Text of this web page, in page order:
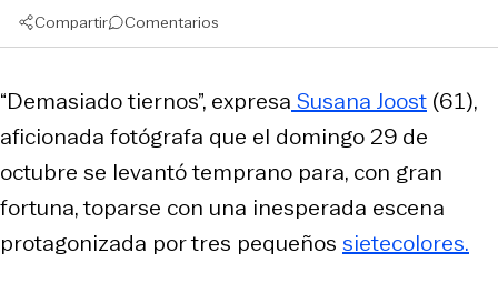
Compartir Comentarios
“Demasiado tiernos”, expresa Susana Joost (61),
aficionada fotógrafa que el domingo 29 de
octubre se levantó temprano para, con gran
fortuna, toparse con una inesperada escena
protagonizada por tres pequeños sietecolores.